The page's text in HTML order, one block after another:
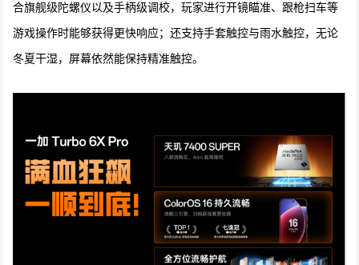
合旗舰级陀螺仪以及手柄级调校，玩家进行开镜瞄准、跟枪扫车等
游戏操作时能够获得更快响应；还支持手套触控与雨水触控，无论
冬夏干湿，屏幕依然能保持精准触控。